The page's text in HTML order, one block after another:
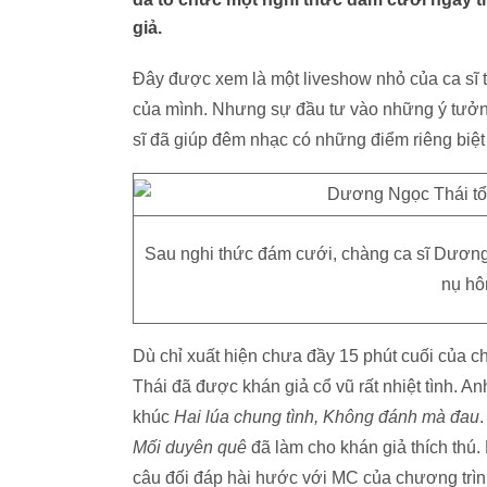
giả.
Đây được xem là một liveshow nhỏ của ca sĩ
của mình. Nhưng sự đầu tư vào những ý
sĩ đã giúp đêm nhạc có những điểm riêng
Sau nghi thức đám cưới, chàng ca sĩ
nụ
Dù chỉ xuất hiện chưa đầy 15 phút cuối của
Thái đã được khán giả cổ vũ rất nhiệt tình.
khúc Hai lúa chung tình, Không đánh mà đau
Mối duyên quê đã làm cho khán giả thích
câu đối đáp hài hước với MC của chương